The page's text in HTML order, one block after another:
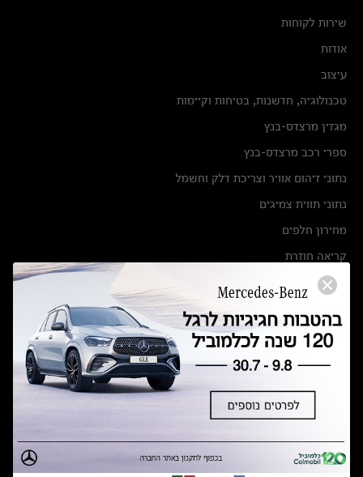
שירות לקוחות
אודות
עיצוב
טכנולוגיה, חדשנות, בטיחות וקיימות
מגזין מרצדס-בנץ
ספרי רכב מרצדס-בנץ
נתוני זיהום אוויר וצריכת דלק וחשמל
נתוני תווית צמיגים
מחירון חלפים
קריאה חוזרת
הודעה על הטבות לרכבי מרצדס בהסדר פשרה בתצ 56447-02-19
תקנון ימי מכירות 120 לכלמוביל
מצאו אותנו
אולמות תצוגה
מרכזי שירות